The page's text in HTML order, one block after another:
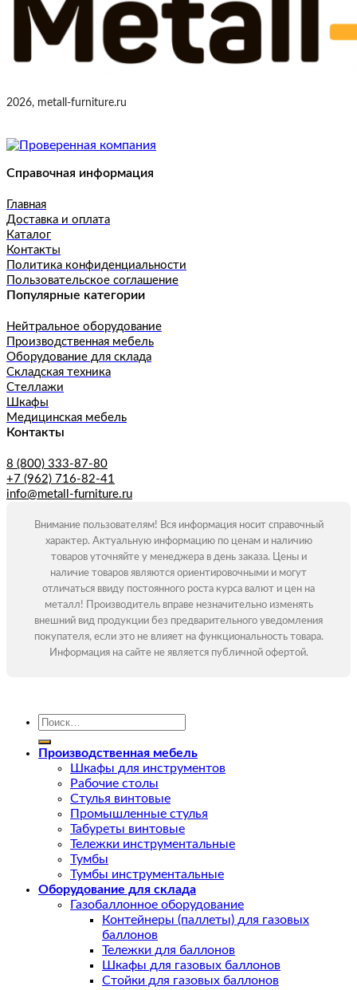
2026, metall-furniture.ru
Справочная информация
Главная
Доставка и оплата
Каталог
Контакты
Политика конфиденциальности
Пользовательское соглашение
Популярные категории
Нейтральное оборудование
Производственная мебель
Оборудование для склада
Складская техника
Стеллажи
Шкафы
Медицинская мебель
Контакты
8 (800) 333-87-80
+7 (962) 716-82-41
info@metall-furniture.ru
Внимание пользователям! Вся информация носит справочный
характер. Актуальную информацию по ценам и наличию
товаров уточняйте у менеджера в день заказа. Цены и
наличие товаров являются ориентировочными и могут
отличаться ввиду постоянного роста курса валют и цен на
металл! Производитель вправе незначительно изменять
внешний вид продукции без предварительного уведомления
покупателя, если это не влияет на функциональность товара.
Информация на сайте не является публичной офертой.
Искать:
Производственная мебель
Шкафы для инструментов
Рабочие столы
Стулья винтовые
Промышленные стулья
Табуреты винтовые
Тележки инструментальные
Тумбы
Тумбы инструментальные
Оборудование для склада
Газобаллонное оборудование
Контейнеры (паллеты) для газовых
баллонов
Тележки для баллонов
Шкафы для газовых баллонов
Стойки для газовых баллонов